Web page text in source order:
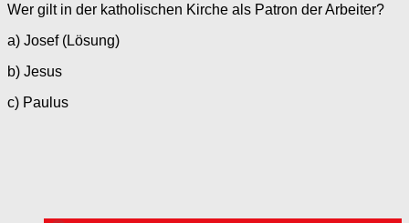
Wer gilt in der katholischen Kirche als Patron der Arbeiter?
a) Josef (Lösung)
b) Jesus
c) Paulus